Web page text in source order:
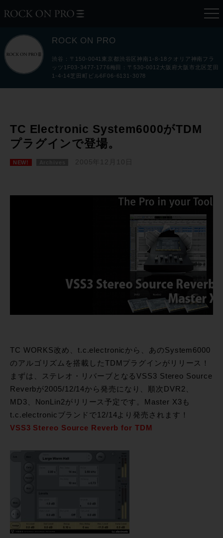
ROCK ON PRO
渋谷：〒150-0041東京都渋谷区神南1-8-18クオリア神南フラ
ッツ1F03-3477-1776梅田：〒530-0012大阪府大阪市北区芝田
1-4-14芝田町ビル6F06-6131-3078
TC Electronic System6000がTDM
プラグインで登場。
NEW! 2005年12月10日
TC WORKS改め、t.c.electronicから、あのSystem6000
のアルゴリズムを搭載したTDMプラグインがリリース！
まずは、ステレオ・リバーブとなるVSS3 Stereo Source
Reverbが2005/12/14から発売になり、順次DVR2、
MD3、NonLin2がリリース予定です。Master X3も
t.c.electronicブランドで12/14より発売されます！
VSS3 Stereo Source Reverb for TDM